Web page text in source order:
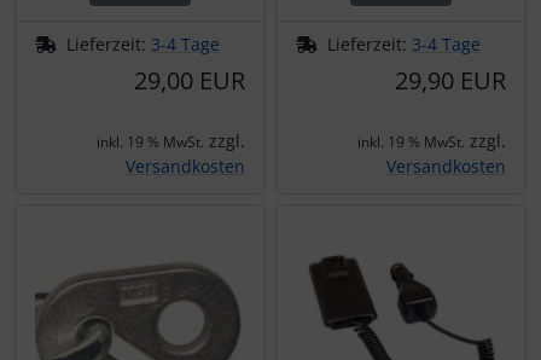
Lieferzeit: 3-4 Tage
29,00 EUR
inkl. 19 % MwSt. zzgl.
Versandkosten
Lieferzeit: 3-4 Tage
29,90 EUR
inkl. 19 % MwSt. zzgl.
Versandkosten